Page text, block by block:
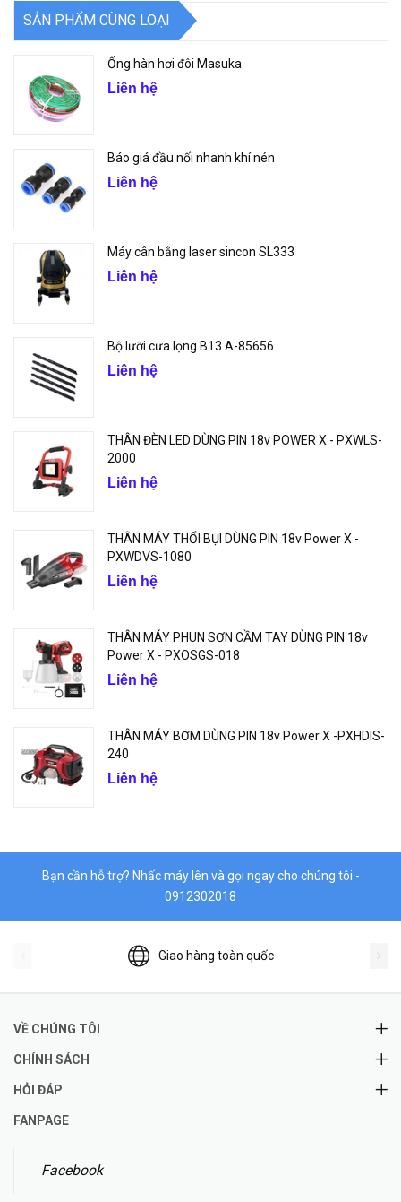
SẢN PHẨM CÙNG LOẠI
Ống hàn hơi đôi Masuka
Liên hệ
Báo giá đầu nối nhanh khí nén
Liên hệ
Máy cân bằng laser sincon SL333
Liên hệ
Bộ lưỡi cưa lọng B13 A-85656
Liên hệ
THÂN ĐÈN LED DÙNG PIN 18v POWER X - PXWLS-
2000
Liên hệ
THÂN MÁY THỔI BỤI DÙNG PIN 18v Power X -
PXWDVS-1080
Liên hệ
THÂN MÁY PHUN SƠN CẦM TAY DÙNG PIN 18v
Power X - PXOSGS-018
Liên hệ
THÂN MÁY BƠM DÙNG PIN 18v Power X -PXHDIS-
240
Liên hệ
Bạn cần hỗ trợ? Nhấc máy lên và gọi ngay cho chúng tôi -
0912302018
Giao hàng toàn quốc
VỀ CHÚNG TÔI
CHÍNH SÁCH
HỎI ĐÁP
FANPAGE
Facebook